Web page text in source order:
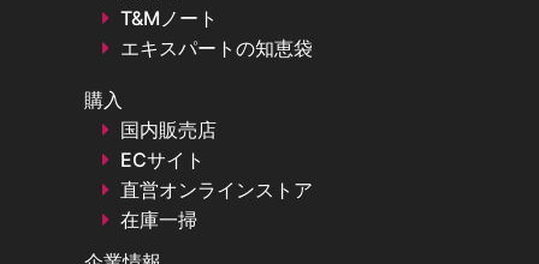
T&Mノート
エキスパートの知恵袋
購入
国内販売店
ECサイト
直営オンラインストア
在庫一掃